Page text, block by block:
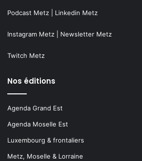
Podcast Metz Linkedin Metz
Instagram Metz Newsletter Metz
Twitch Metz
Nos éditions
Agenda Grand Est
Agenda Moselle Est
Luxembourg & frontaliers
Metz, Moselle & Lorraine